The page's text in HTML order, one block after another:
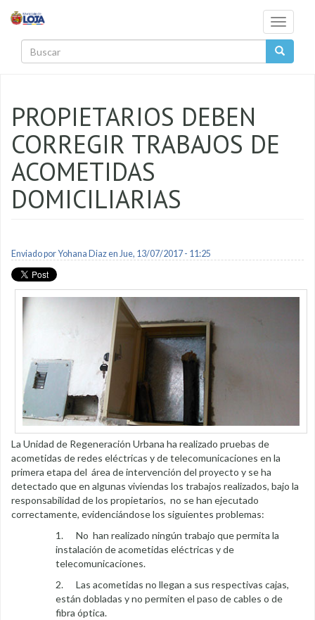
Toggle
PROPIETARIOS DEBEN
CORREGIR TRABAJOS DE
ACOMETIDAS
DOMICILIARIAS
Enviado porYohana Diazen Jue, 13/07/2017 - 11:25
La Unidad de Regeneración Urbana ha realizado pruebas de
acometidas de redes eléctricas y de telecomunicaciones en la
primera etapa del área de intervención del proyecto y se ha
detectado que en algunas viviendas los trabajos realizados, bajo la
responsabilidad de los propietarios, no se han ejecutado
correctamente, evidenciándose los siguientes problemas:
1. No han realizado ningún trabajo que permita la
instalación de acometidas eléctricas y de
telecomunicaciones.
2. Las acometidas no llegan a sus respectivas cajas,
están dobladas y no permiten el paso de cables o de
fibra óptica.